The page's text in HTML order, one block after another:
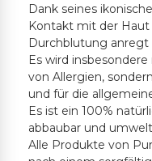
Dank seines
Kontakt mit der Haut
Durchblutung anregt
Es wird
von Allergien,
und für die
Es ist ein 100%
abbaubar und
Alle Produkte von